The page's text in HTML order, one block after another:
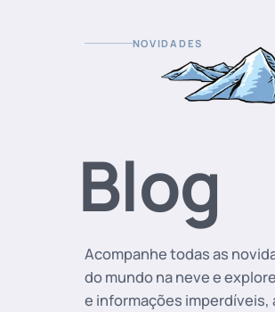
NOVIDADES
Blog
Acompanhe todas as
do mundo na neve e
e informações imperdíveis,